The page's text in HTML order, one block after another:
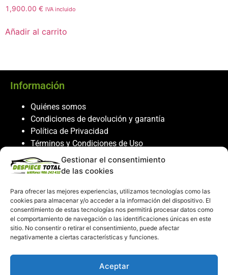
Gestionar el consentimiento
de las cookies
Para ofrecer las mejores experiencias, utilizamos tecnologías como las
cookies para almacenar y/o acceder a la información del dispositivo. El
consentimiento de estas tecnologías nos permitirá procesar datos como
el comportamiento de navegación o las identificaciones únicas en este
sitio. No consentir o retirar el consentimiento, puede afectar
negativamente a ciertas características y funciones.
Aceptar
1,900.00 € IVA incluido
Añadir al carrito
Información
Quiénes somos
Condiciones de devolución y garantía
Política de Privacidad
Términos y Condiciones de Uso
Política de Cookies
Servicio al cliente
Contacto
986 243 432
608 867 074
recambiosdespiecetotal@gmail.com
Mi cuenta